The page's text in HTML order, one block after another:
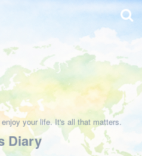
your life. It's all that matters.
Diary